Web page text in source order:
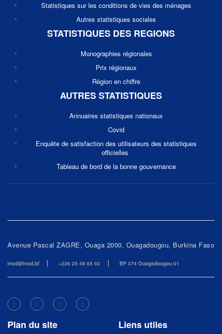
Statistiques sur les conditions de vies des ménages
Autres statistiques sociales
STATISTIQUES DES REGIONS
Monographies régionales
Prix régionaux
Région en chiffre
AUTRES STATISTIQUES
Annuaires statistiques nationaux
Covid
Enquête de satisfaction des utilisateurs des statistiques
officielles
Tableau de bord de la bonne gouvernance
Avenue Pascal ZAGRE, Ouaga 2000, Ouagadougou, Burkina Faso
insd@insd.bf +226 25 49 85 02 BP 374 Ouagadougou 01
Plan du site Liens utiles